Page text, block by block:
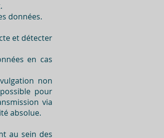
données.
et détecter
en cas
non
pour
via
absolue.
au sein des